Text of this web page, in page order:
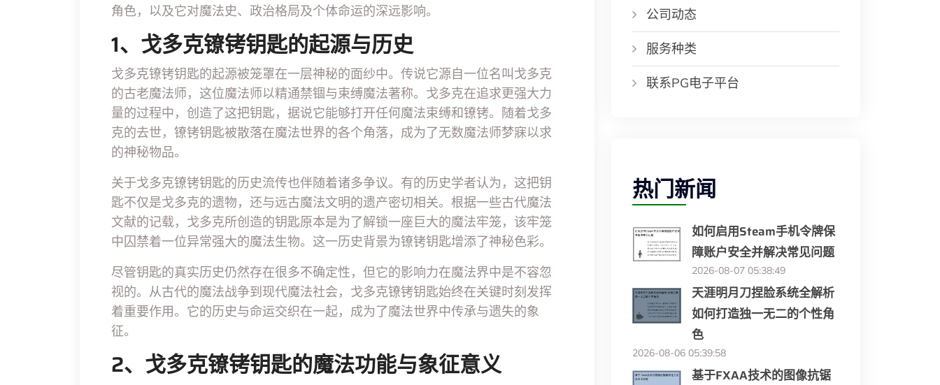
角色，以及它对魔法史、政治格局及个体命运的深远影响。
1、戈多克镣铐钥匙的起源与历史
戈多克镣铐钥匙的起源被笼罩在一层神秘的面纱中。传说它源自一位名叫戈多克
的古老魔法师，这位魔法师以精通禁锢与束缚魔法著称。戈多克在追求更强大力
量的过程中，创造了这把钥匙，据说它能够打开任何魔法束缚和镣铐。随着戈多
克的去世，镣铐钥匙被散落在魔法世界的各个角落，成为了无数魔法师梦寐以求
的神秘物品。
关于戈多克镣铐钥匙的历史流传也伴随着诸多争议。有的历史学者认为，这把钥
匙不仅是戈多克的遗物，还与远古魔法文明的遗产密切相关。根据一些古代魔法
文献的记载，戈多克所创造的钥匙原本是为了解锁一座巨大的魔法牢笼，该牢笼
中囚禁着一位异常强大的魔法生物。这一历史背景为镣铐钥匙增添了神秘色彩。
尽管钥匙的真实历史仍然存在很多不确定性，但它的影响力在魔法界中是不容忽
视的。从古代的魔法战争到现代魔法社会，戈多克镣铐钥匙始终在关键时刻发挥
着重要作用。它的历史与命运交织在一起，成为了魔法世界中传承与遗失的象
征。
2、戈多克镣铐钥匙的魔法功能与象征意义
公司动态
服务种类
联系PG电子平台
热门新闻
如何启用Steam手机令牌保
障账户安全并解决常见问题
2026-08-07 05:38:49
天涯明月刀捏脸系统全解析
如何打造独一无二的个性角
色
2026-08-06 05:39:58
基于FXAA技术的图像抗锯